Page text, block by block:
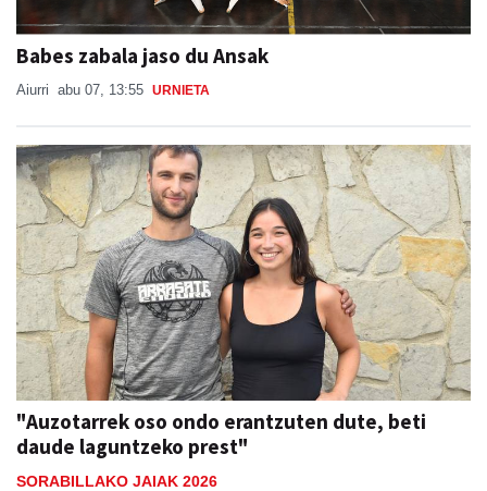
Babes zabala jaso du Ansak
Aiurri abu 07, 13:55 URNIETA
"Auzotarrek oso ondo erantzuten dute, beti
daude laguntzeko prest"
SORABILLAKO JAIAK 2026